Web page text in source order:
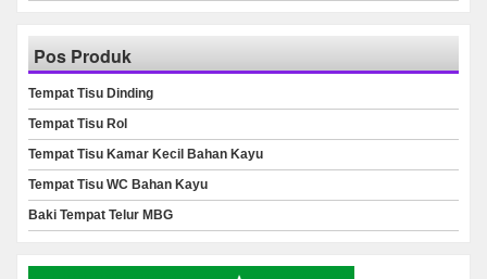
Pos Produk
Tempat Tisu Dinding
Tempat Tisu Rol
Tempat Tisu Kamar Kecil Bahan Kayu
Tempat Tisu WC Bahan Kayu
Baki Tempat Telur MBG